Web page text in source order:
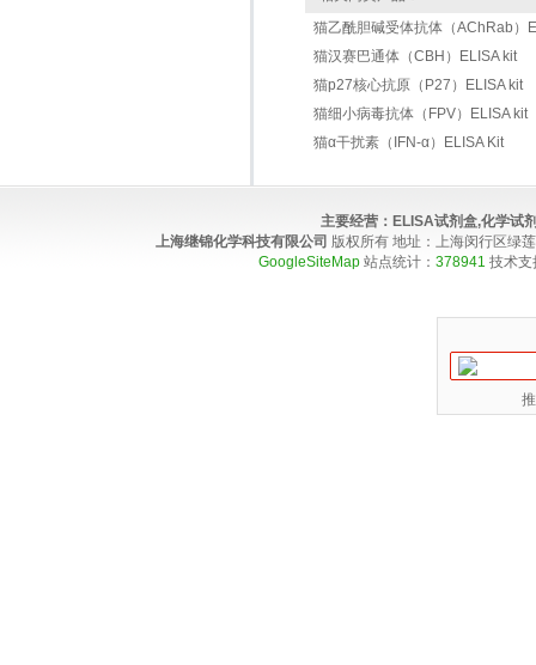
猫乙酰胆碱受体抗体（AChRab）
猫汉赛巴通体（CBH）ELISA kit
猫p27核心抗原（P27）ELISA kit
猫细小病毒抗体（FPV）ELISA kit
猫α干扰素（IFN-α）ELISA Kit
主要经营： ELISA试剂盒,化学试
上海继锦化学科技有限公司 版权所有 地址：上海闵行区绿
GoogleSiteMap 站点统计： 378941 技术支